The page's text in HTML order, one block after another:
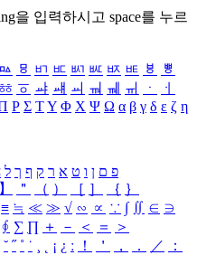
을 입력하시고 space를 누르
ㅰ ㅱ ㅲ ㅳ ㅴ ㅵ ㅶ ㅷ ㅸ
ㅹ
ㆅ ㆆ ㆇ ㆈ ㆉ ㆊ ㆋ ㆌ ㆍ
ㆎ
Ρ Σ ΤΥ Φ Χ Ψ Ω α β γ δ ε ζ η
פ ם ן ו ט א ר ק ף ך ל
】 ＂ （ ） ［ ］ ｛ ｝
≡ ≒ ≪ ≫ √ ∽ ∝ ∵ ∫ ∬ ∈ ∋
∮ ∑ ∏ ＋ － ＜ ＝
＞
˘ ˝ ˚ ˙ ¸ ¡ ¿ ː ！ ＇ ， ． ／
：